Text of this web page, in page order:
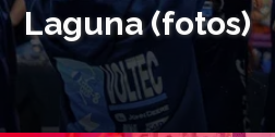
Laguna (fotos)